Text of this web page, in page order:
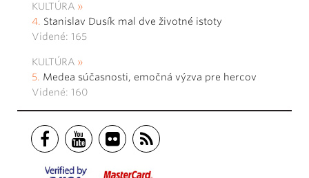
KULTÚRA
Stanislav Dusík mal dve životné istoty
Videné: 165
KULTÚRA
Medea súčasnosti, emočná výzva pre hercov
Videné: 160